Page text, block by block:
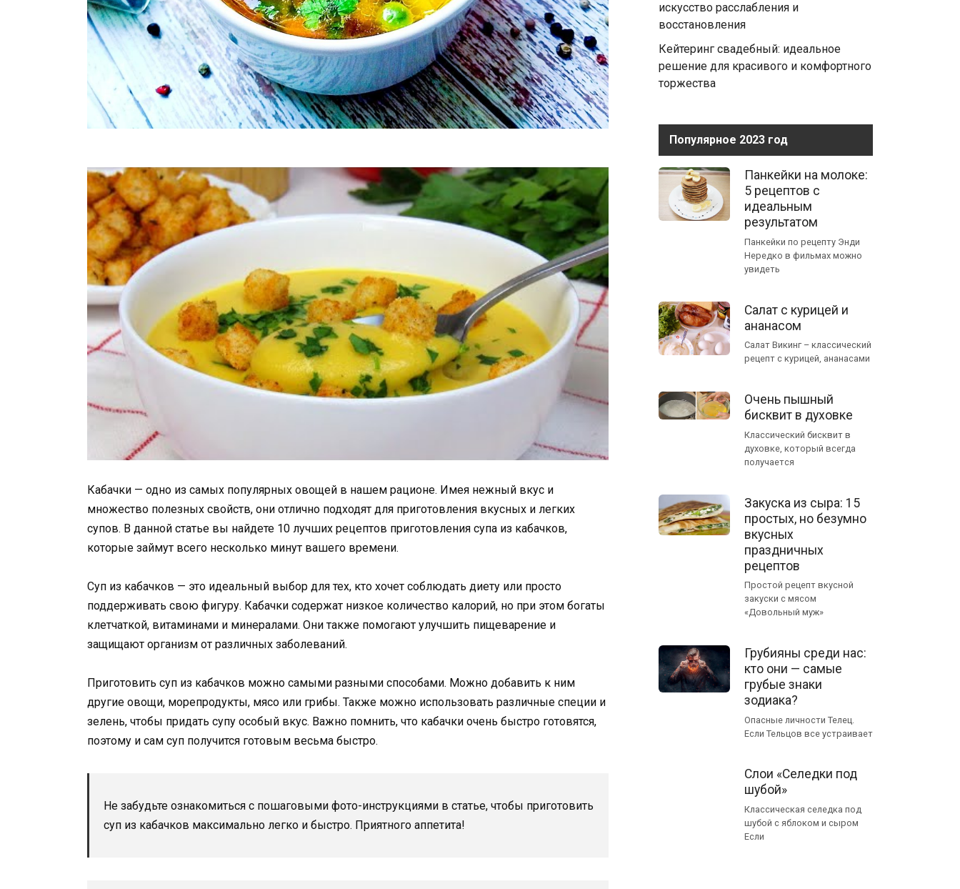
Кабачки — одно из самых популярных овощей в нашем рационе. Имея нежный вкус и
множество полезных свойств, они отлично подходят для приготовления вкусных и легких
супов. В данной статье вы найдете 10 лучших рецептов приготовления супа из кабачков,
которые займут всего несколько минут вашего времени.
Суп из кабачков — это идеальный выбор для тех, кто хочет соблюдать диету или просто
поддерживать свою фигуру. Кабачки содержат низкое количество калорий, но при этом богаты
клетчаткой, витаминами и минералами. Они также помогают улучшить пищеварение и
защищают организм от различных заболеваний.
Приготовить суп из кабачков можно самыми разными способами. Можно добавить к ним
другие овощи, морепродукты, мясо или грибы. Также можно использовать различные специи и
зелень, чтобы придать супу особый вкус. Важно помнить, что кабачки очень быстро готовятся,
поэтому и сам суп получится готовым весьма быстро.
Не забудьте ознакомиться с пошаговыми фото-инструкциями в статье, чтобы приготовить
суп из кабачков максимально легко и быстро. Приятного аппетита!
искусство расслабления и
восстановления
Кейтеринг свадебный: идеальное
решение для красивого и комфортного
торжества
Популярное 2023 год
Панкейки на молоке:
5 рецептов с
идеальным
результатом
Панкейки по рецепту Энди
Нередко в фильмах можно
увидеть
Салат с курицей и
ананасом
Салат Викинг – классический
рецепт с курицей, ананасами
Очень пышный
бисквит в духовке
Классический бисквит в
духовке, который всегда
получается
Закуска из сыра: 15
простых, но безумно
вкусных
праздничных
рецептов
Простой рецепт вкусной
закуски с мясом
«Довольный муж»
Грубияны среди нас:
кто они — самые
грубые знаки
зодиака?
Опасные личности Телец.
Если Тельцов все устраивает
Слои «Селедки под
шубой»
Классическая селедка под
шубой с яблоком и сыром
Если